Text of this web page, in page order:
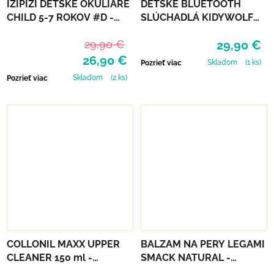
IZIPIZI DETSKÉ OKULIARE
CHILD 5-7 ROKOV #D -
26,90 €
29,90 €
Pozrieť viac Skladom (2 ks)
DETSKÉ BLUETOOTH
SLÚCHADLÁ KIDYWOLF
29,90 €
Pozrieť viac Skladom (1 ks)
COLLONIL MAXX UPPER
CLEANER 150 ml -
BALZAM NA PERY LEGAMI
SMACK NATURAL -